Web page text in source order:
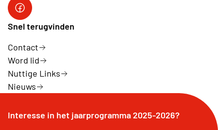
Facebook Neos Aartselaar
Snel terugvinden
Contact
Word lid
Nuttige Links
Nieuws
Interesse in het jaarprogramma 2025-2026?